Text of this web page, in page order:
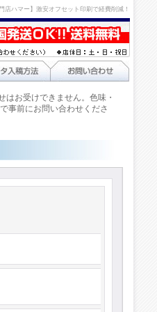
ハマー】激安オフセット印刷で経費削減！
お受けできません。色味・
事前にお問い合わせくださ